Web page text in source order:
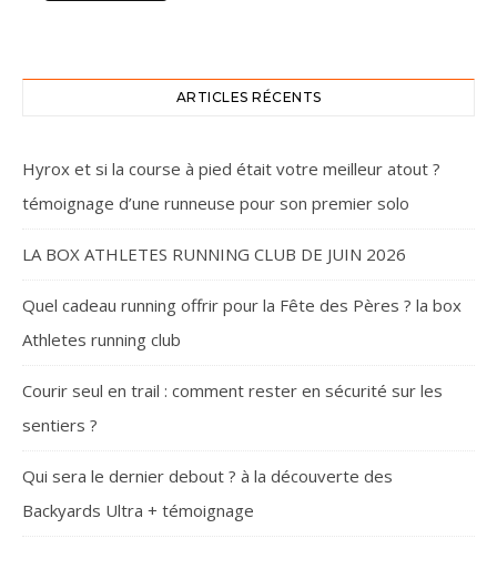
ARTICLES RÉCENTS
Hyrox et si la course à pied était votre meilleur atout ?
témoignage d’une runneuse pour son premier solo
LA BOX ATHLETES RUNNING CLUB DE JUIN 2026
Quel cadeau running offrir pour la Fête des Pères ? la box
Athletes running club
Courir seul en trail : comment rester en sécurité sur les
sentiers ?
Qui sera le dernier debout ? à la découverte des
Backyards Ultra + témoignage